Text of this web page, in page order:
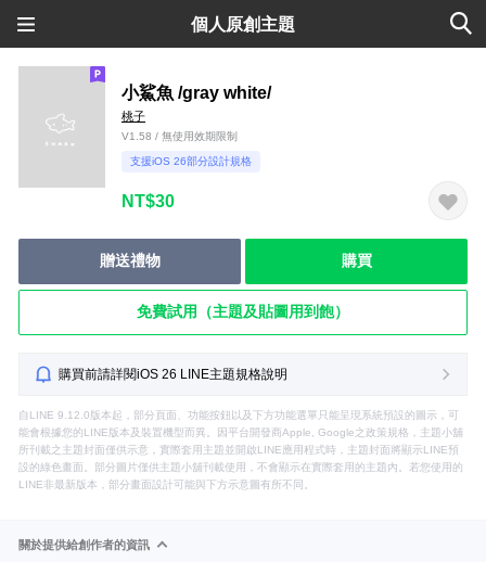
個人原創主題
小鯊魚 /gray white/
桃子
V1.58 / 無使用效期限制
支援iOS 26部分設計規格
NT$30
贈送禮物 購買
免費試用（主題及貼圖用到飽）
購買前請詳閱iOS 26 LINE主題規格說明
自LINE 9.12.0版本起，部分頁面、功能按鈕以及下方功能選單只能呈現系統預設的圖示，可
能會根據您的LINE版本及裝置機型而異。因平台開發商Apple, Google之政策規格，主題小舖
所刊載之主題封面僅供示意，實際套用主題並開啟LINE應用程式時，主題封面將顯示LINE預
設的綠色畫面。部分圖片僅供主題小舖刊載使用，不會顯示在實際套用的主題內。若您使用的
LINE非最新版本，部分畫面設計可能與下方示意圖有所不同。
關於提供給創作者的資訊